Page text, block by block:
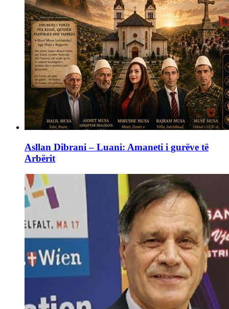
Asllan Dibrani – Luani: Amaneti i gurëve të
Arbërit